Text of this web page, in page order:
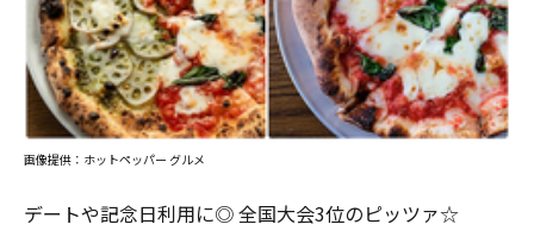
デートや記念日利用に◎ 全国大会3位のピッツァ☆
画像提供：ホットペッパー グルメ